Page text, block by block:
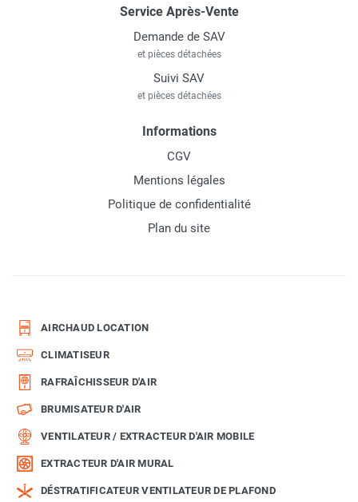
Service Après-Vente
Demande de SAV
et pièces détachées
Suivi SAV
et pièces détachées
Informations
CGV
Mentions légales
Politique de confidentialité
Plan du site
AIRCHAUD LOCATION
CLIMATISEUR
RAFRAÎCHISSEUR D'AIR
BRUMISATEUR D'AIR
VENTILATEUR / EXTRACTEUR D'AIR MOBILE
EXTRACTEUR D'AIR MURAL
DÉSTRATIFICATEUR VENTILATEUR DE PLAFOND